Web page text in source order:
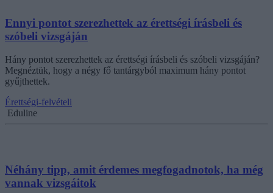
Ennyi pontot szerezhettek az érettségi írásbeli és
szóbeli vizsgáján
Hány pontot szerezhettek az érettségi írásbeli és szóbeli vizsgáján?
Megnéztük, hogy a négy fő tantárgyból maximum hány pontot
gyűjthettek.
Érettségi-felvételi
Eduline
Néhány tipp, amit érdemes megfogadnotok, ha még
vannak vizsgáitok